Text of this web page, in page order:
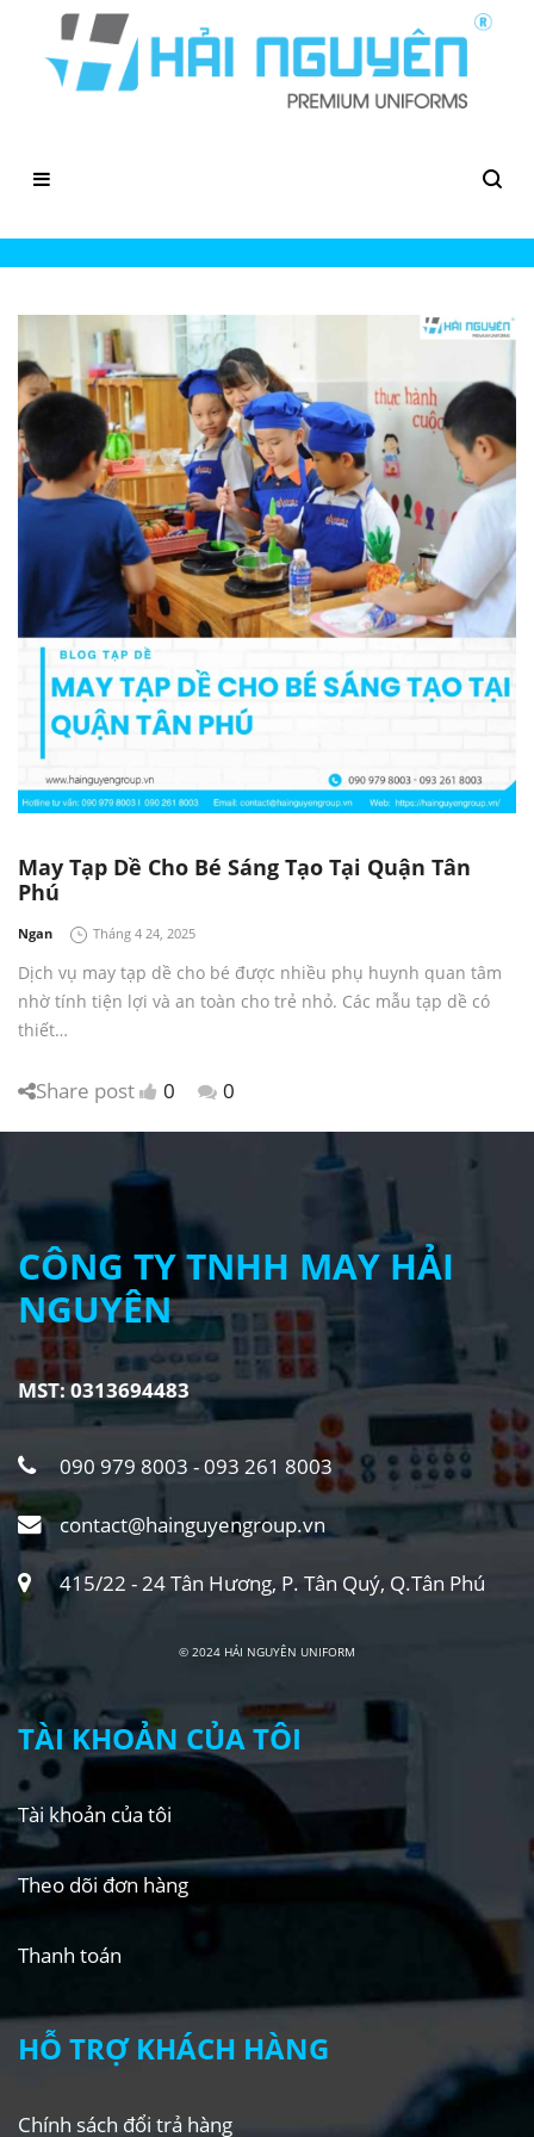
May Tạp Dề Cho Bé Sáng Tạo Tại Quận Tân
Phú
by
Ngan Tháng 4 24, 2025
Dịch vụ may tạp dề cho bé được nhiều phụ huynh quan tâm
nhờ tính tiện lợi và an toàn cho trẻ nhỏ. Các mẫu tạp dề có
thiết…
Share post 0 0
CÔNG TY TNHH MAY HẢI
NGUYÊN
MST: 0313694483
090 979 8003 - 093 261 8003
contact@hainguyengroup.vn
415/22 - 24 Tân Hương, P. Tân Quý, Q.Tân Phú
© 2024 HẢI NGUYÊN UNIFORM
TÀI KHOẢN CỦA TÔI
Tài khoản của tôi
Theo dõi đơn hàng
Thanh toán
HỖ TRỢ KHÁCH HÀNG
Chính sách đổi trả hàng